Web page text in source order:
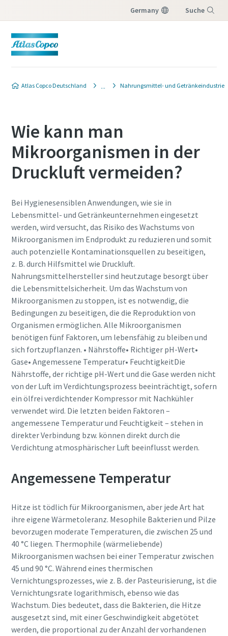
Germany Suche
Atlas Copco Deutschland Nahrungsmittel- und Getränkeindustrie
Jetzt unseren Gesamtkatalog für
Drucklufttechnik anfordern
Alle Produkte von Atlas Copco Kompressoren finden Sie in
unseren Gesamtkatalog
kostenlose Online-Seminare zum Thema
Druckluft
Jetzt anmelden
Energiesparen mit Kompressoren
Auf folgenden Seiten stellen wir Ihnen alle Atlas Copco
Services & Informationen zum Thema Energiesparen
bereit. Wie können wir Ihnen helfen?
Wie kann man
Mikroorganismen in der
Druckluft vermeiden?
Bei Hygienesensiblen Anwendungen, wie sie in
Lebensmittel- und Getränkeunternehmen eingesetzt
werden, wird versucht, das Risiko des Wachstums von
Mikroorganismen im Endprodukt zu reduzieren und somit
auch potenzielle Kontaminationsquellen zu beseitigen,
z. B. durch Hilfsmittel wie Druckluft.
Nahrungsmittelhersteller sind heutzutage besorgt über
die Lebensmittelsicherheit. Um das Wachstum von
Mikroorganismen zu stoppen, ist es notwendig, die
Bedingungen zu beseitigen, die die Reproduktion von
Organismen ermöglichen. Alle Mikroorganismen
benötigen fünf Faktoren, um lebensfähig zu bleiben und
sich fortzupflanzen. • Nährstoffe• Richtiger pH-Wert•
Gase• Angemessene Temperatur• FeuchtigkeitDie
Nährstoffe, der richtige pH-Wert und die Gase werden nicht
von der Luft im Verdichtungsprozess beeinträchtigt, sofern
ein ölfrei verdichtender Kompressor mit Nachkühler
verwendet wird. Die letzten beiden Faktoren –
angemessene Temperatur und Feuchtigkeit – stehen in
direkter Verbindung bzw. können direkt durch die
Verdichtung atmosphärischer Luft beeinflusst werden.
Angemessene Temperatur
Hitze ist tödlich für Mikroorganismen, aber jede Art hat
ihre eigene Wärmetoleranz. Mesophile Bakterien und Pilze
bevorzugen moderate Temperaturen, die zwischen 25 und
40 °C liegen. Thermophile (wärmeliebende)
Mikroorganismen wachsen bei einer Temperatur zwischen
45 und 90 °C. Während eines thermischen
Vernichtungsprozesses, wie z. B. der Pasteurisierung, ist die
Vernichtungsrate logarithmisch, ebenso wie das
Wachstum. Dies bedeutet, dass die Bakterien, die Hitze
ausgesetzt sind, mit einer Geschwindigkeit abgetötet
werden, die proportional zu der Anzahl der vorhandenen